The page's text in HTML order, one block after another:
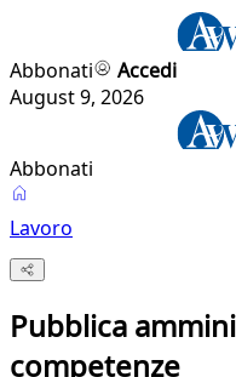
Abbonati
Accedi
August 9, 2026
Abbonati
Lavoro
Pubblica
competenze